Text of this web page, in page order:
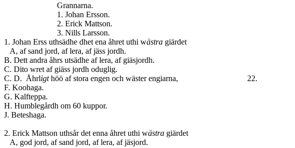
Grannarna.
1. Johan Ersson.
2. Erick Mattson.
3. Nills Larsson.
1. Johan Erss uthsädhe dhet ena åhret uthi wästra giärdet
A, af sand jord, af lera, af jäss jordh.
B. Dett andra åhrs utsädhe af lera, af giäsjordh.
C. Dito wret af giäss jordh oduglig.
C. D. Åhrligthöö af stora engen och wäster engiarna, 22.
F. Koohaga.
G. Kalfteppa.
H. Humblegårdh om 60 kuppor.
J. Beteshaga.
2. Erick Mattson uthsår det enna åhret uthi wästra giärdet
A, god jord, af sand jord, af lera, af jäsjord.